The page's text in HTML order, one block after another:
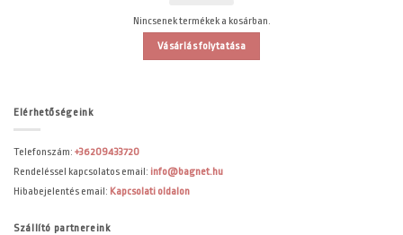
Nincsenek termékek a kosárban.
Vásárlás folytatása
Elérhetőségeink
Telefonszám: +36209433720
Rendeléssel kapcsolatos email: info@bagnet.hu
Hibabejelentés email: Kapcsolati oldalon
Szállító partnereink